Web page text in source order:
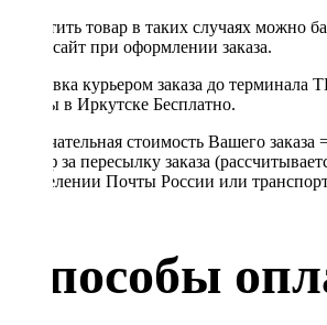
Оплатить товар в таких случаях можно
через сайт при оформлении заказа.
Доставка курьером заказа до терминала
Почты в Иркутске Бесплатно.
Окончательная стоимость Вашего заказа
Тариф за пересылку заказа
в отделении Почты России или
Способы